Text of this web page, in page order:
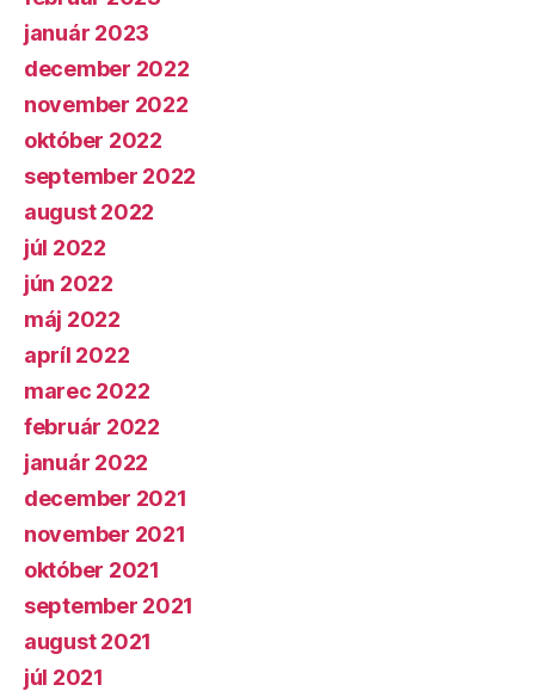
január 2023
december 2022
november 2022
október 2022
september 2022
august 2022
júl 2022
jún 2022
máj 2022
apríl 2022
marec 2022
február 2022
január 2022
december 2021
november 2021
október 2021
september 2021
august 2021
júl 2021